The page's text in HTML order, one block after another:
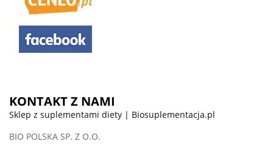
KONTAKT Z NAMI
Sklep z suplementami diety | Biosuplementacja.pl
BIO POLSKA SP. Z O.O.